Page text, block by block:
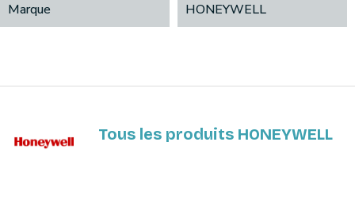
Marque HONEYWELL
Tous les produits HONEYWELL